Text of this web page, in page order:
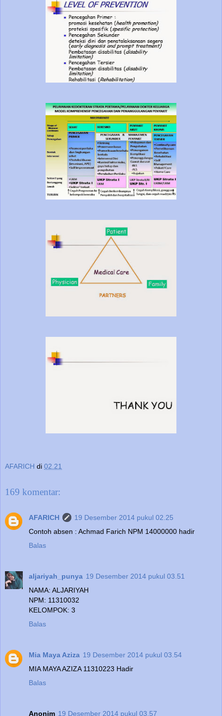
AFARICH di 02.21
169 komentar:
AFARICH
19 Desember 2014 pukul 02.25
Contoh absen : Achmad Farich NPM 14000000 hadir
Balas
aljariyah_punya 19 Desember 2014 pukul 03.51
NAMA: ALJARIYAH
NPM: 11310032
KELOMPOK: 3
Balas
Mia Maya Aziza 19 Desember 2014 pukul 03.54
MIA MAYA AZIZA 11310223 Hadir
Balas
Anonim 19 Desember 2014 pukul 03.57